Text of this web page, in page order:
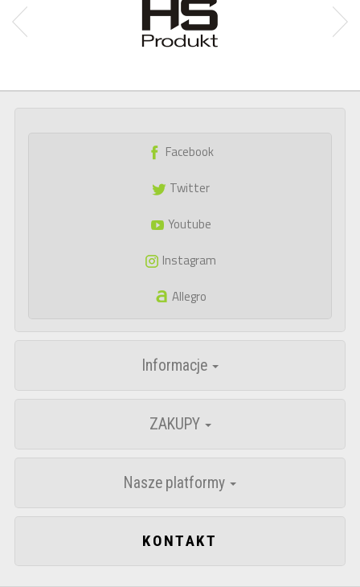
Facebook
Twitter
Youtube
Instagram
Allegro
Informacje
ZAKUPY
Nasze platformy
KONTAKT